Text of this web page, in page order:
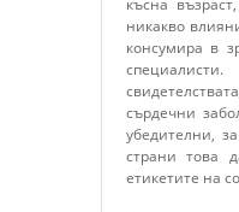
късна
никакво
консумира в
сърдечни
убедителни,
страни това
етикетите на